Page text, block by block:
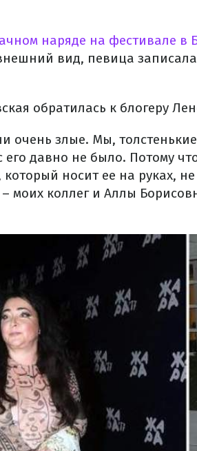
наряде на фестивале в
вид, певица
обратилась к блогеру
очень злые. Мы,
его давно не было. Потому
носит ее на руках,
моих коллег и Аллы